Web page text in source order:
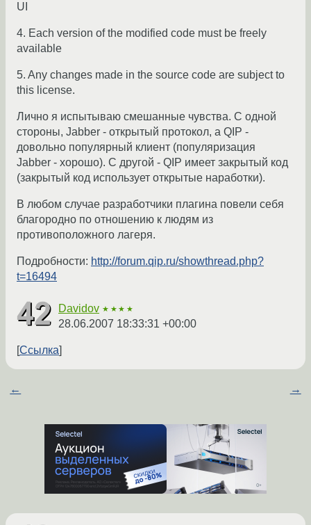
UI
4. Each version of the modified code must be freely
available
5. Any changes made in the source code are subject to
this license.
Лично я испытываю смешанные чувства. С одной
стороны, Jabber - открытый протокол, а QIP -
довольно популярный клиент (популяризация
Jabber - хорошо). С другой - QIP имеет закрытый код
(закрытый код использует открытые наработки).
В любом случае разработчики плагина повели себя
благородно по отношению к людям из
противоположного лагеря.
Подробности: http://forum.qip.ru/showthread.php?
t=16494
Davidov ★★★★
28.06.2007 18:33:31 +00:00
Ссылка
← →